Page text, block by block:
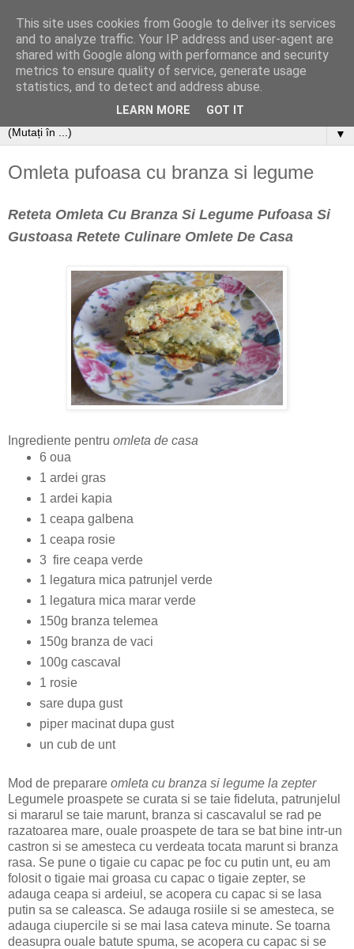
▼
Omleta pufoasa cu branza si legume
Reteta Omleta Cu Branza Si Legume Pufoasa Si
Gustoasa Retete Culinare Omlete De Casa
Ingrediente pentru omleta de casa
6 oua
1 ardei gras
1 ardei kapia
1 ceapa galbena
1 ceapa rosie
3 fire ceapa verde
1 legatura mica patrunjel verde
1 legatura mica marar verde
150g branza telemea
150g branza de vaci
100g cascaval
1 rosie
sare dupa gust
piper macinat dupa gust
un cub de unt
Mod de preparare omleta cu branza si legume la zepter
Legumele proaspete se curata si se taie fideluta, patrunjelul
si mararul se taie marunt, branza si cascavalul se rad pe
razatoarea mare, ouale proaspete de tara se bat bine intr-un
castron si se amesteca cu verdeata tocata marunt si branza
rasa. Se pune o tigaie cu capac pe foc cu putin unt, eu am
folosit o tigaie mai groasa cu capac o tigaie zepter, se
adauga ceapa si ardeiul, se acopera cu capac si se lasa
putin sa se caleasca. Se adauga rosiile si se amesteca, se
adauga ciupercile si se mai lasa cateva minute. Se toarna
deasupra ouale batute spuma, se acopera cu capac si se
This site uses cookies from Google to deliver its services
and to analyze traffic. Your IP address and user-agent are
shared with Google along with performance and security
metrics to ensure quality of service, generate usage
statistics, and to detect and address abuse.
LEARN MORE GOT IT